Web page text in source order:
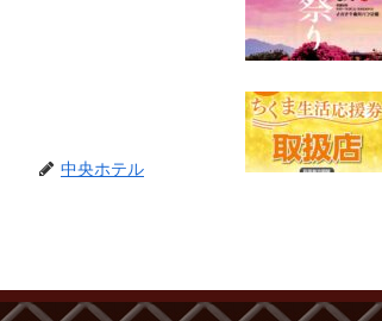
中央ホテル